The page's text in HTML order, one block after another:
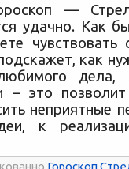
—
удачно. Как
чувствовать
как
дела,
– это позволит
неприятные
к
Гороскоп